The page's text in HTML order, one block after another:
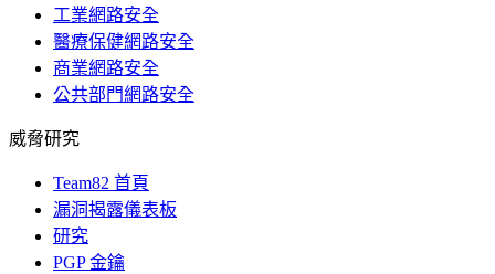
工業網路安全
醫療保健網路安全
商業網路安全
公共部門網路安全
威脅研究
Team82 首頁
漏洞揭露儀表板
研究
PGP 金鑰